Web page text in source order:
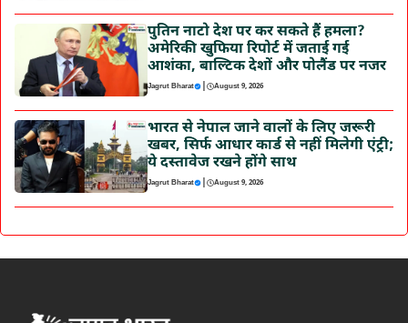
पुतिन नाटो देश पर कर सकते हैं हमला?
अमेरिकी खुफिया रिपोर्ट में जताई गई
आशंका, बाल्टिक देशों और पोलैंड पर नजर
Jagrut Bharat | August 9, 2026
भारत से नेपाल जाने वालों के लिए जरूरी
खबर, सिर्फ आधार कार्ड से नहीं मिलेगी एंट्री;
ये दस्तावेज रखने होंगे साथ
Jagrut Bharat | August 9, 2026